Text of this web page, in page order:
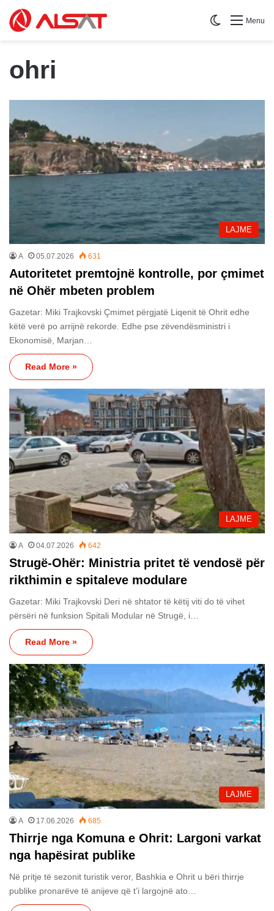
Menu
Switch skin
ohri
LAJME
A 05.07.2026 631
Autoritetet premtojnë kontrolle, por çmimet
në Ohër mbeten problem
Gazetar: Miki Trajkovski Çmimet përgjatë Liqenit të Ohrit edhe
këtë verë po arrijnë rekorde. Edhe pse zëvendësministri i
Ekonomisë, Marjan…
Read More »
LAJME
A 04.07.2026 642
Strugë-Ohër: Ministria pritet të vendosë për
rikthimin e spitaleve modulare
Gazetar: Miki Trajkovski Deri në shtator të këtij viti do të vihet
përsëri në funksion Spitali Modular në Strugë, i…
Read More »
LAJME
A 17.06.2026 685
Thirrje nga Komuna e Ohrit: Largoni varkat
nga hapësirat publike
Në pritje të sezonit turistik veror, Bashkia e Ohrit u bëri thirrje
publike pronarëve të anijeve që t’i largojnë ato…